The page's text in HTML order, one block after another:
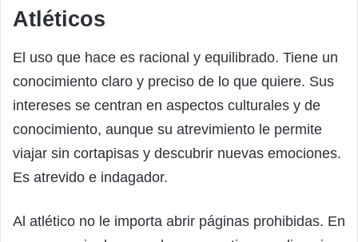
Atléticos
El uso que hace es racional y equilibrado. Tiene un
conocimiento claro y preciso de lo que quiere. Sus
intereses se centran en aspectos culturales y de
conocimiento, aunque su atrevimiento le permite
viajar sin cortapisas y descubrir nuevas emociones.
Es atrevido e indagador.
Al atlético no le importa abrir páginas prohibidas. En